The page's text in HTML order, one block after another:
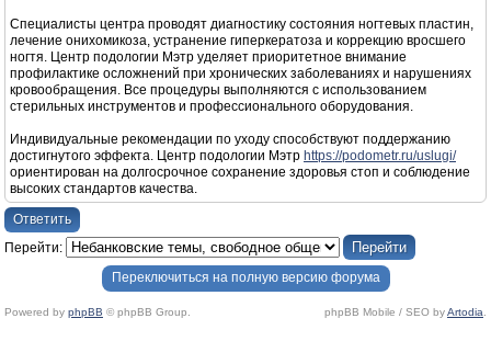
Специалисты центра проводят диагностику состояния ногтевых пластин,
лечение онихомикоза, устранение гиперкератоза и коррекцию вросшего
ногтя. Центр подологии Мэтр уделяет приоритетное внимание
профилактике осложнений при хронических заболеваниях и нарушениях
кровообращения. Все процедуры выполняются с использованием
стерильных инструментов и профессионального оборудования.
Индивидуальные рекомендации по уходу способствуют поддержанию
достигнутого эффекта. Центр подологии Мэтр https://podometr.ru/uslugi/
ориентирован на долгосрочное сохранение здоровья стоп и соблюдение
высоких стандартов качества.
Ответить
Перейти:
Переключиться на полную версию форума
Powered by phpBB © phpBB Group. phpBB Mobile / SEO byArtodia